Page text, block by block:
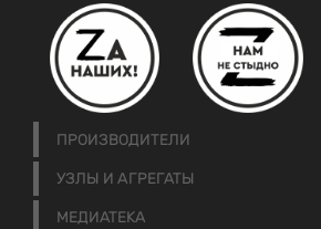
ПРОИЗВОДИТЕЛИ
УЗЛЫ И АГРЕГАТЫ
МЕДИАТЕКА